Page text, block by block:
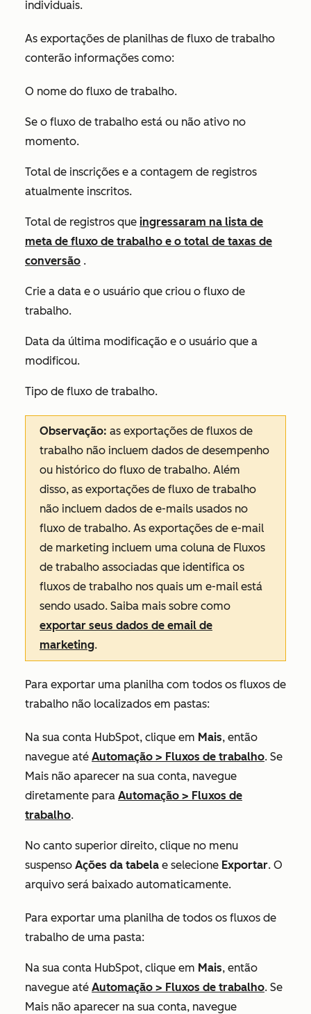
individuais.
As exportações de planilhas de fluxo de trabalho
conterão informações como:
O nome do fluxo de trabalho.
Se o fluxo de trabalho está ou não ativo no
momento.
Total de inscrições e a contagem de registros
atualmente inscritos.
Total de registros que ingressaram na lista de
meta de fluxo de trabalho e o total de taxas de
conversão .
Crie a data e o usuário que criou o fluxo de
trabalho.
Data da última modificação e o usuário que a
modificou.
Tipo de fluxo de trabalho.
Observação: as exportações de fluxos de
trabalho não incluem dados de desempenho
ou histórico do fluxo de trabalho. Além
disso, as exportações de fluxo de trabalho
não incluem dados de e-mails usados no
fluxo de trabalho. As exportações de e-mail
de marketing incluem uma coluna de Fluxos
de trabalho associadas que identifica os
fluxos de trabalho nos quais um e-mail está
sendo usado. Saiba mais sobre como
exportar seus dados de email de
marketing.
Para exportar uma planilha com todos os fluxos de
trabalho não localizados em pastas:
Na sua conta HubSpot, clique em Mais, então
navegue até Automação > Fluxos de trabalho. Se
Mais não aparecer na sua conta, navegue
diretamente para Automação > Fluxos de
trabalho.
No canto superior direito, clique no menu
suspenso Ações da tabela e selecione Exportar. O
arquivo será baixado automaticamente.
Para exportar uma planilha de todos os fluxos de
trabalho de uma pasta:
Na sua conta HubSpot, clique em Mais, então
navegue até Automação > Fluxos de trabalho. Se
Mais não aparecer na sua conta, navegue